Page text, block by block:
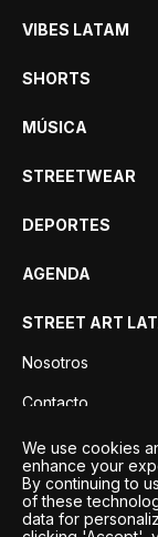
VIBES LATAM
SHORTS
MÚSICA
STREETWEAR
DEPORTES
AGENDA
STREET ART
Nosotros
Contacto
Privacidad
We use cookies
enhance your
By continuing to
of these
data for